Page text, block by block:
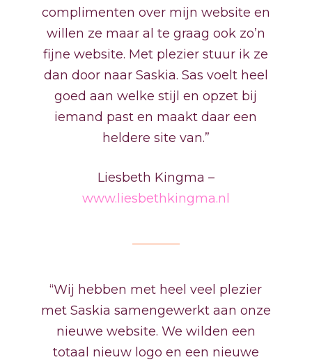
complimenten over mijn website en
willen ze maar al te graag ook zo’n
fijne website. Met plezier stuur ik ze
dan door naar Saskia. Sas voelt heel
goed aan welke stijl en opzet bij
iemand past en maakt daar een
heldere site van.”
Liesbeth Kingma –
www.liesbethkingma.nl
“Wij hebben met heel veel plezier
met Saskia samengewerkt aan onze
nieuwe website. We wilden een
totaal nieuw logo en een nieuwe